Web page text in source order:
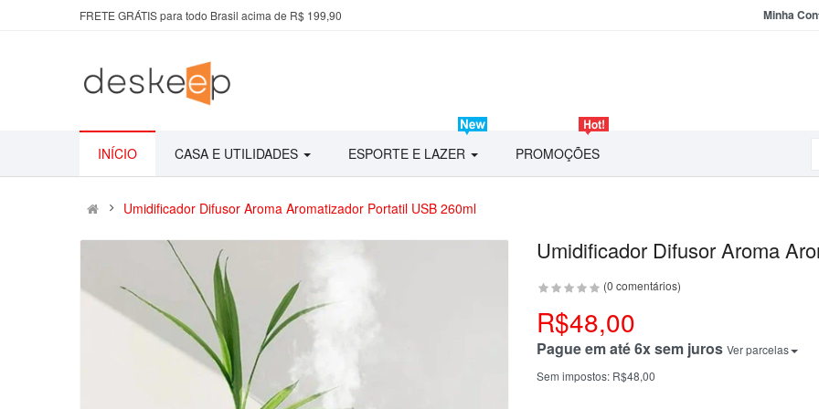
FRETE GRÁTIS para todo Brasil acima de R$ 199,90 Minha
INÍCIO CASA E UTILIDADES ESPORTE E LAZER PROMOÇÕES
Umidificador Difusor Aroma Aromatizador Portatil USB 260ml
Umidificador Difusor Aroma
(0 comentários)
R$48,00
Pague em até 6x sem juros Ver parcelas
Sem impostos: R$48,00